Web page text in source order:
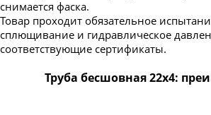
Труба бесшовная 273
Труба бесшовная 299
Труба бесшовная 325
Труба бесшовная 330
снимается фаска.
Товар проходит обязательное
сплющивание и гидравлическое
соответствующие сертификаты.
Труба бесшовная 22х4: